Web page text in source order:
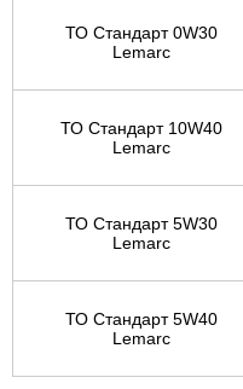
ТО Стандарт 0W30
Lemarc
ТО Стандарт 10W40
Lemarc
ТО Стандарт 5W30
Lemarc
ТО Стандарт 5W40
Lemarc